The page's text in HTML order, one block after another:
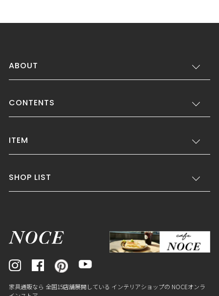
ABOUT
CONTENTS
ITEM
SHOP LIST
家具通販なら 全国15店舗展開している インテリアショップの NOCEオンラ